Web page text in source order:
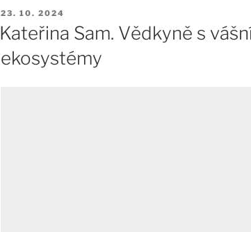
PUBLIKOVÁNO
23. 10. 2024
Kateřina Sam. Vědkyně s
ekosystémy